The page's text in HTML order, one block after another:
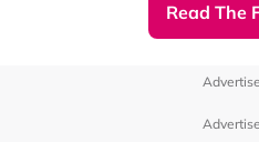
陈建州纪录范玮琪
Read The